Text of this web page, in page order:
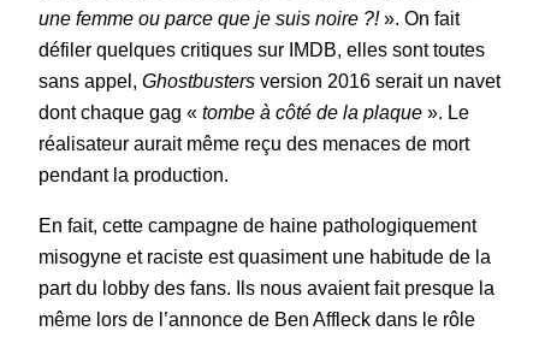
une femme ou parce que je suis noire ?!». On fait
défiler quelques critiques sur IMDB, elles sont toutes
sans appel, Ghostbusters version 2016 serait un navet
dont chaque gag « tombe à côté de la plaque ». Le
réalisateur aurait même reçu des menaces de mort
pendant la production.
En fait, cette campagne de haine pathologiquement
misogyne et raciste est quasiment une habitude de la
part du lobby des fans. Ils nous avaient fait presque la
même lors de l’annonce de Ben Affleck dans le rôle